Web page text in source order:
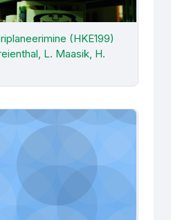
(HKE199)
L. Maasik, H.
- E. Vahtramäe